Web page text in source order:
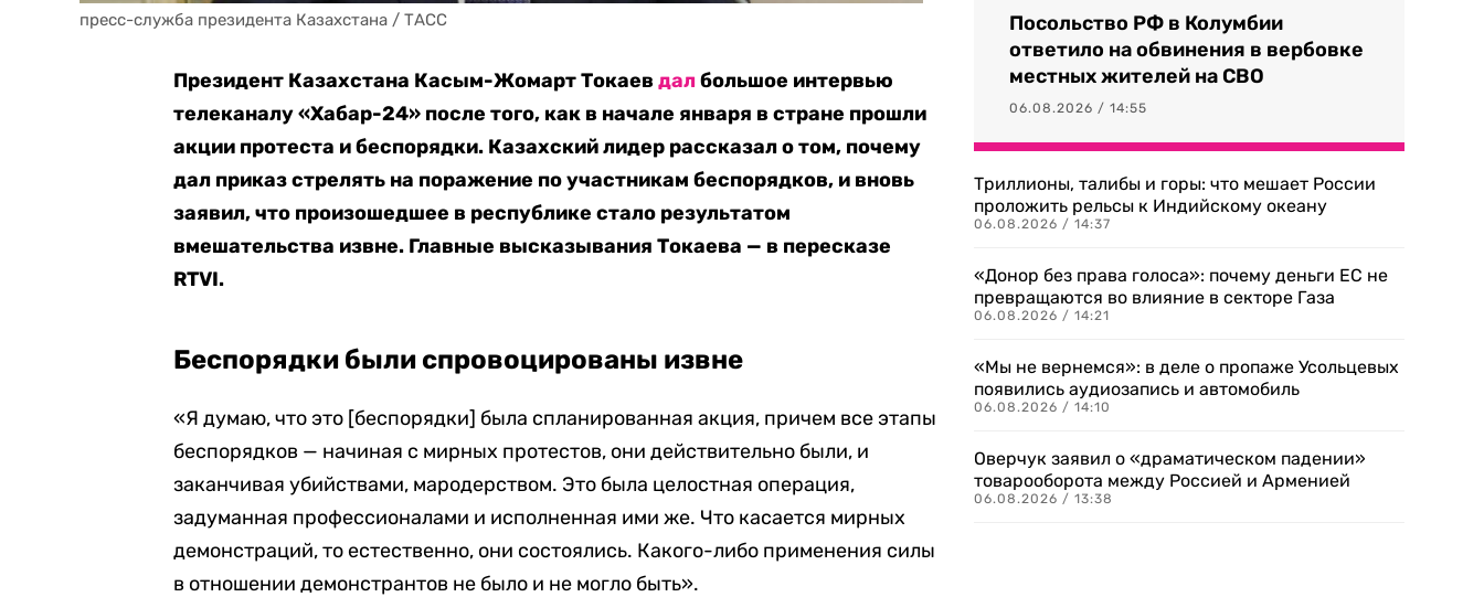
пресс-служба президента Казахстана / ТАСС
Президент Казахстана Касым-Жомарт Токаевдалбольшое интервью
телеканалу «Хабар-24» после того, как в начале января в стране прошли
акции протеста и беспорядки. Казахский лидер рассказал о том, почему
дал приказ стрелять на поражение по участникам беспорядков, и вновь
заявил, что произошедшее в республике стало результатом
вмешательства извне. Главные высказывания Токаева — в пересказе
RTVI.
Беспорядки были спровоцированы извне
«Я думаю, что это [беспорядки] была спланированная акция, причем все этапы
беспорядков — начиная с мирных протестов, они действительно были, и
заканчивая убийствами, мародерством. Это была целостная операция,
задуманная профессионалами и исполненная ими же. Что касается мирных
демонстраций, то естественно, они состоялись. Какого-либо применения силы
в отношении демонстрантов не было и не могло быть».
Посольство РФ в Колумбии
ответило на обвинения в вербовке
местных жителей на СВО
06.08.2026 / 14:55
Триллионы, талибы и горы: что мешает России
проложить рельсы к Индийскому океану
06.08.2026 / 14:37
«Донор без права голоса»: почему деньги ЕС не
превращаются во влияние в секторе Газа
06.08.2026 / 14:21
«Мы не вернемся»: в деле о пропаже Усольцевых
появились аудиозапись и автомобиль
06.08.2026 / 14:10
Оверчук заявил о «драматическом падении»
товарооборота между Россией и Арменией
06.08.2026 / 13:38